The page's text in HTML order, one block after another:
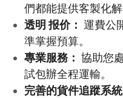
們都能提供客製化解
透明 报价： 運費公
準掌握預算。
專業服務： 協助您
試包辦全程運輸。
完善的貨件追蹤系統